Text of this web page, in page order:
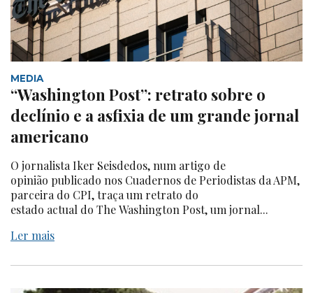
MEDIA
“Washington Post”: retrato sobre o
declínio e a asfixia de um grande jornal
americano
O jornalista Iker Seisdedos, num artigo de
opinião publicado nos Cuadernos de Periodistas da APM,
parceira do CPI, traça um retrato do
estado actual do The Washington Post, um jornal...
Ler mais